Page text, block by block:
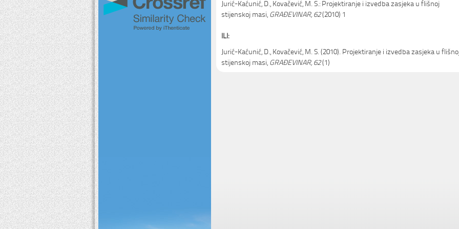
Jurić-Kaćunić, D., Kovačević, M. S.: Projektiranje i izvedba zasjeka u flišnoj
stijenskoj masi, GRAĐEVINAR, 62(2010) 1
ILI:
Jurić-Kaćunić, D., Kovačević, M. S. (2010). Projektiranje i izvedba zasjeka u
stijenskoj masi, GRAĐEVINAR, 62(1)